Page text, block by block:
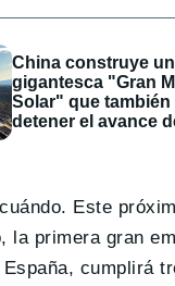
China construye
gigantesca "Gran
Solar" que también
detener el avance
Este
la primera gran
cumplirá